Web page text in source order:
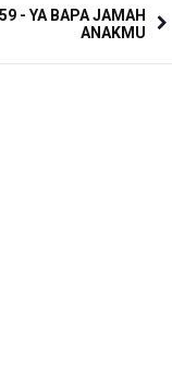
- YA BAPA JAMAH
ANAKMU